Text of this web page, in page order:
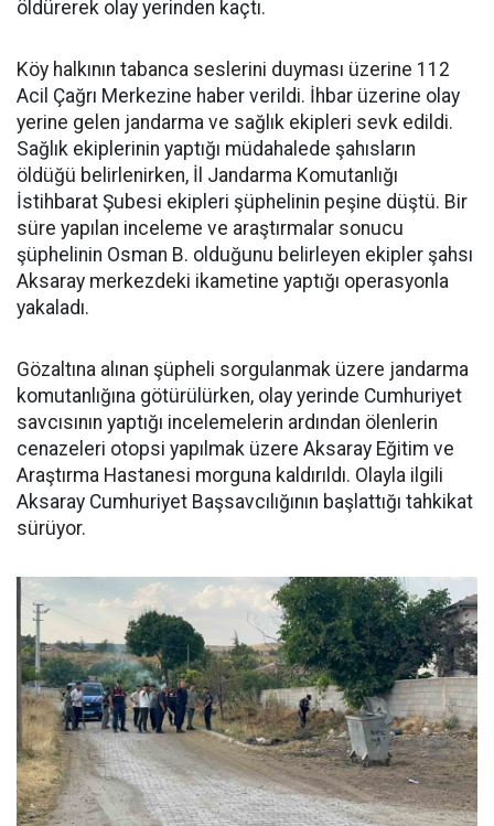
öldürerek olay yerinden kaçtı.
Köy halkının tabanca seslerini duyması üzerine 112
Acil Çağrı Merkezine haber verildi. İhbar üzerine olay
yerine gelen jandarma ve sağlık ekipleri sevk edildi.
Sağlık ekiplerinin yaptığı müdahalede şahısların
öldüğü belirlenirken, İl Jandarma Komutanlığı
İstihbarat Şubesi ekipleri şüphelinin peşine düştü. Bir
süre yapılan inceleme ve araştırmalar sonucu
şüphelinin Osman B. olduğunu belirleyen ekipler şahsı
Aksaray merkezdeki ikametine yaptığı operasyonla
yakaladı.
Gözaltına alınan şüpheli sorgulanmak üzere jandarma
komutanlığına götürülürken, olay yerinde Cumhuriyet
savcısının yaptığı incelemelerin ardından ölenlerin
cenazeleri otopsi yapılmak üzere Aksaray Eğitim ve
Araştırma Hastanesi morguna kaldırıldı. Olayla ilgili
Aksaray Cumhuriyet Başsavcılığının başlattığı tahkikat
sürüyor.